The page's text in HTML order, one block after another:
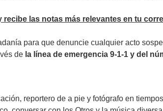
las notas más relevantes en tu corre
para que denuncie cualquier acto
de la línea de emergencia 9-1-1 y del
reportero de a pie y fotógrafo en